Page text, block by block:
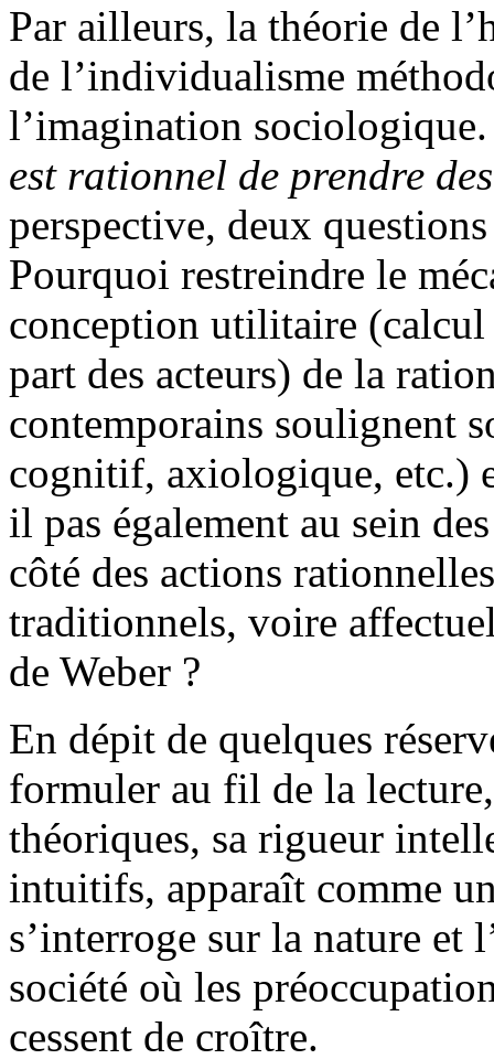
Par ailleurs, la théorie de
de l’individualisme
l’imagination
est rationnel de prendre
perspective, deux
Pourquoi restreindre le
conception utilitaire (calcul
part des acteurs) de la
contemporains soulignent
cognitif, axiologique, etc.)
il pas également au sein
côté des actions
traditionnels, voire
de Weber ?
En dépit de quelques
formuler au fil de la
théoriques, sa rigueur
intuitifs, apparaît comme
s’interroge sur la nature et
société où les
cessent de croître.